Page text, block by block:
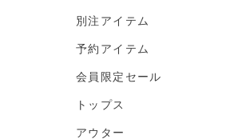
別注アイテム
予約アイテム
会員限定セール
トップス
アウター